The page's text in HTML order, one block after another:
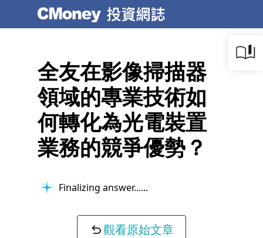
全友在影像掃描器
領域的專業技術如
何轉化為光電裝置
業務的競爭優勢？
Finalizing answer...
觀看原始文章